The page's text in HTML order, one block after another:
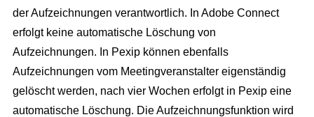
der Aufzeichnungen verantwortlich. In Adobe Connect
erfolgt keine automatische Löschung von
Aufzeichnungen. In Pexip können ebenfalls
Aufzeichnungen vom Meetingveranstalter eigenständig
gelöscht werden, nach vier Wochen erfolgt in Pexip eine
automatische Löschung. Die Aufzeichnungsfunktion wird